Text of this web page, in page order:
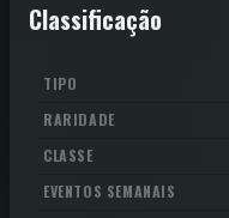
Classificação
TIPO
RARIDADE
CLASSE
EVENTOS SEMANAIS